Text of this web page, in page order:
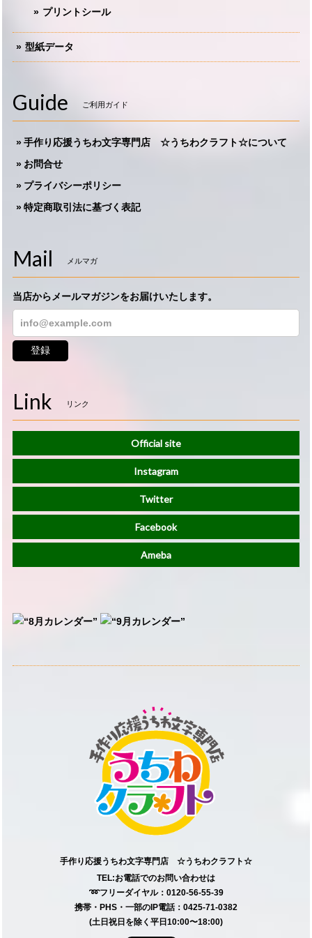
プリントシール
型紙データ
Guide ご利用ガイド
手作り応援うちわ文字専門店 ☆うちわクラフト☆について
お問合せ
プライバシーポリシー
特定商取引法に基づく表記
Mail メルマガ
当店からメールマガジンをお届けいたします。
登録
Link リンク
Official site
Instagram
Twitter
Facebook
Ameba
手作り応援うちわ文字専門店 ☆うちわクラフト☆
TEL:お電話でのお問い合わせは
➿フリーダイヤル：0120-56-55-39
携帯・PHS・一部のIP電話：0425-71-0382
(土日祝日を除く平日10:00〜18:00)